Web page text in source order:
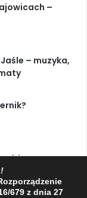
–
– muzyka,
Dwa
679 z dnia 27